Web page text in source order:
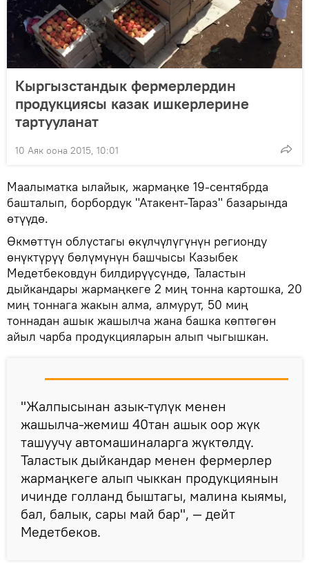
Кыргызстандык фермерлердин
продукциясы казак ишкерлерине
тартууланат
10 Аяк оона 2015, 10:01
Маалыматка ылайык, жармаңке 19-сентябрда
башталып, борбордук "Атакент-Тараз" базарында
өтүүдө.
Өкмөттүн облустагы өкүлчүлүгүнүн регионду
өнүктүрүү бөлүмүнүн башчысы Казыбек
Медетбековдун билдирүүсүндө, Таластын
дыйкандары жармаңкеге 2 миң тонна картошка, 20
миң тоннага жакын алма, алмурут, 50 миң
тоннадан ашык жашылча жана башка көптөгөн
айыл чарба продукцияларын алып чыгышкан.
"Жалпысынан азык-түлүк менен
жашылча-жемиш 40тан ашык оор жүк
ташуучу автомашиналарга жүктөлдү.
Таластык дыйкандар менен фермерлер
жармаңкеге алып чыккан продукциянын
ичинде голланд быштагы, малина кыямы,
бал, балык, сары май бар", — дейт
Медетбеков.